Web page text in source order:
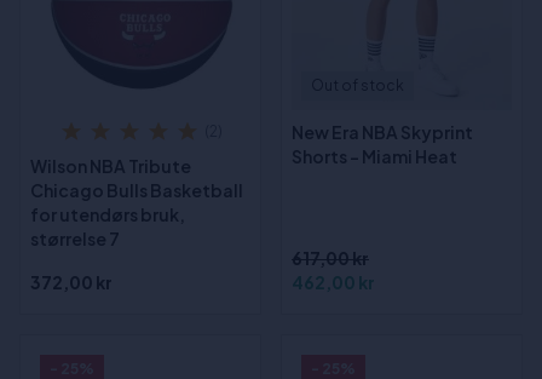
Wilson NBA Tribute
Chicago Bulls Basketball
for utendørs bruk,
størrelse 7
372,00 kr
New Era NBA Skyprint
Shorts - Miami Heat
617,00 kr
462,00 kr